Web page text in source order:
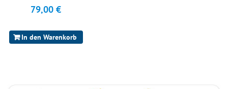
79,00 €
In den Warenkorb